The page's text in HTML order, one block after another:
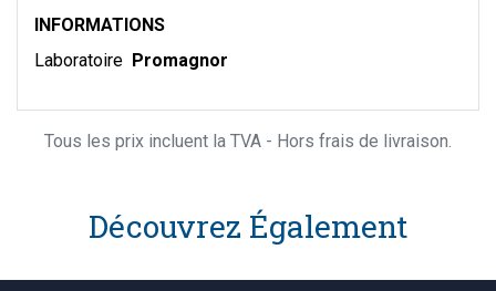
INFORMATIONS
Laboratoire Promagnor
Tous les prix incluent la TVA - Hors frais de livraison.
Découvrez Également